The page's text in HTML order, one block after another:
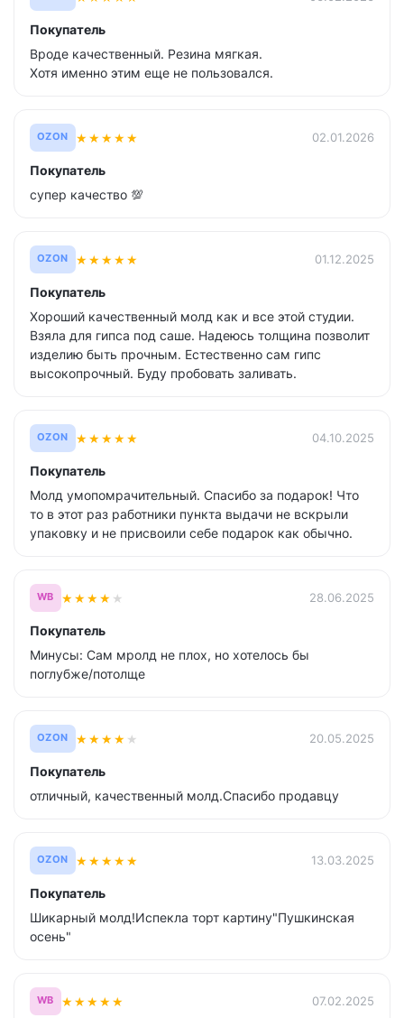
Покупатель
Вроде качественный. Резина мягкая.
Хотя именно этим еще не пользовался.
OZON ★★★★★ 02.01.2026
Покупатель
супер качество 💯
OZON ★★★★★ 01.12.2025
Покупатель
Хороший качественный молд как и все этой студии.
Взяла для гипса под саше. Надеюсь толщина позволит
изделию быть прочным. Естественно сам гипс
высокопрочный. Буду пробовать заливать.
OZON ★★★★★ 04.10.2025
Покупатель
Молд умопомрачительный. Спасибо за подарок! Что
то в этот раз работники пункта выдачи не вскрыли
упаковку и не присвоили себе подарок как обычно.
WB ★★★★ ★ 28.06.2025
Покупатель
Минусы: Сам мролд не плох, но хотелось бы
поглубже/потолще
OZON ★★★★ ★ 20.05.2025
Покупатель
отличный, качественный молд.Спасибо продавцу
OZON ★★★★★ 13.03.2025
Покупатель
Шикарный молд!Испекла торт картину"Пушкинская
осень"
WB ★★★★★ 07.02.2025